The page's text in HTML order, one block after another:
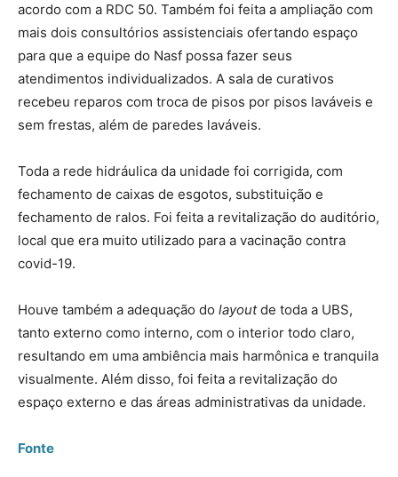
acordo com a RDC 50. Também foi feita a ampliação com
mais dois consultórios assistenciais ofertando espaço
para que a equipe do Nasf possa fazer seus
atendimentos individualizados. A sala de curativos
recebeu reparos com troca de pisos por pisos laváveis e
sem frestas, além de paredes laváveis.
Toda a rede hidráulica da unidade foi corrigida, com
fechamento de caixas de esgotos, substituição e
fechamento de ralos. Foi feita a revitalização do auditório,
local que era muito utilizado para a vacinação contra
covid-19.
Houve também a adequação do layoutde toda a UBS,
tanto externo como interno, com o interior todo claro,
resultando em uma ambiência mais harmônica e tranquila
visualmente. Além disso, foi feita a revitalização do
espaço externo e das áreas administrativas da unidade.
Fonte